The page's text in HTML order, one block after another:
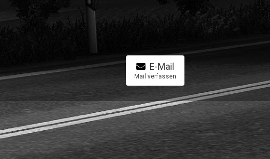
E-Mail
Mail verfassen